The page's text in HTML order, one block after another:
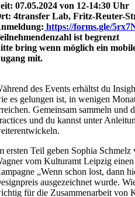
07.05.2024 von 12-14:30 Uhr
4transfer Lab, Fritz-Reuter-
https://forms.gle/
ist begrenzt
bring wenn möglich ein
mit.
des Events erhältst du
es gelungen ist, in wenigen
Gemeinsam sammeln und
und du kannst unter
ersten Teil geben Sophia
vom Kulturamt Leipzig
„Wenn schon lost, dann
ausgezeichnet wurde.
für die Zusammenarbeit von